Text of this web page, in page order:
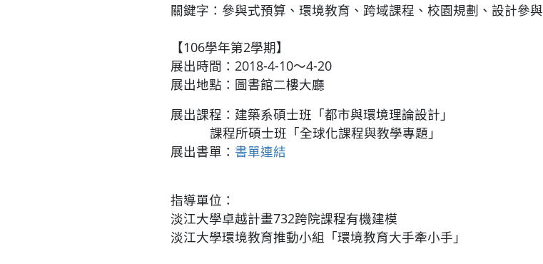
關鍵字：參與式預算、環境教育、跨域課程、校園規劃、設計參與
【106學年第2學期】
展出時間：2018-4-10～4-20
展出地點：圖書館二樓大廳
展出課程：建築系碩士班「都市與環境理論設計」
課程所碩士班「全球化課程與教學專題」
展出書單： 書單連結
指導單位：
淡江大學卓越計畫732跨院課程有機建模
淡江大學環境教育推動小組「環境教育大手牽小手」